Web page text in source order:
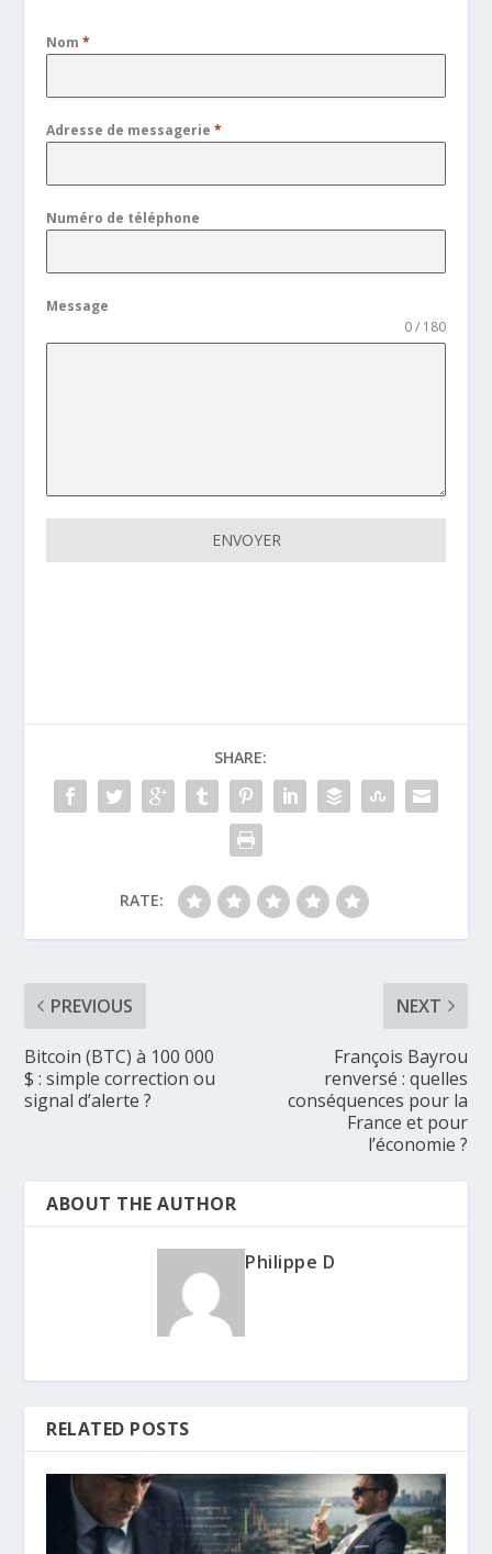
Nom*
Adresse de messagerie*
Numéro de téléphone
Message
0 / 180
ENVOYER
SHARE:
RATE:
PREVIOUS
Bitcoin (BTC) à 100 000
$ : simple correction ou
signal d’alerte ?
NEXT
François Bayrou
renversé : quelles
conséquences pour la
France et pour
l’économie ?
ABOUT THE AUTHOR
Philippe D
RELATED POSTS